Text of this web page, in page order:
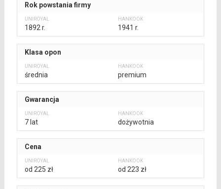
Rok powstania firmy
1892 r. 1941 r.
Klasa opon
średnia premium
Gwarancja
7 lat dożywotnia
Cena
od 225 zł od 223 zł